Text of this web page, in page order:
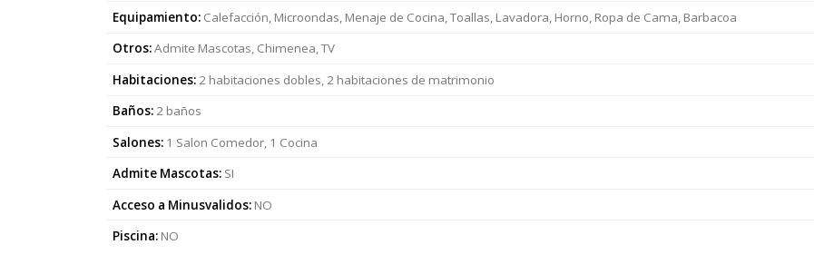
Equipamiento: Calefacción, Microondas, Menaje de Cocina, Toallas, Lavadora, Horno, Ropa de Cama, Barbacoa
Otros:Admite Mascotas, Chimenea, TV
Habitaciones: 2 habitaciones dobles, 2 habitaciones de matrimonio
Baños: 2 baños
Salones: 1 Salon Comedor, 1 Cocina
Admite Mascotas: SI
Acceso a Minusvalidos: NO
Piscina: NO